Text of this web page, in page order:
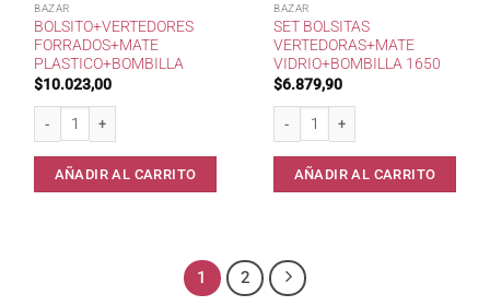
BAZAR
BOLSITO+VERTEDORES
FORRADOS+MATE
PLASTICO+BOMBILLA
$10.023,00
Bolsito+Vertedores Forrados+Mate Plastico+Bombilla cantidad
AÑADIR AL CARRITO
BAZAR
SET BOLSITAS
VERTEDORAS+MATE
VIDRIO+BOMBILLA 1650
$6.879,90
Set Bolsitas Vertedoras+Mate
AÑADIR AL CARRITO
1 2